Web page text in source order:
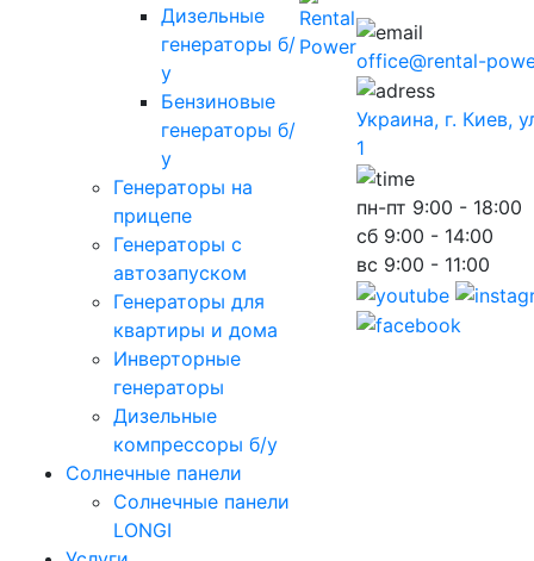
Дизельные
генераторы б/
у
Бензиновые
генераторы б/
у
Генераторы на
прицепе
Генераторы с
автозапуском
Генераторы для
квартиры и дома
Инверторные
генераторы
Дизельные
компрессоры б/у
Солнечные панели
Солнечные панели
LONGI
office@rental-
Украина, г. Киев,
1
пн-пт 9:00 - 18:00
сб 9:00 - 14:00
вс 9:00 - 11:00